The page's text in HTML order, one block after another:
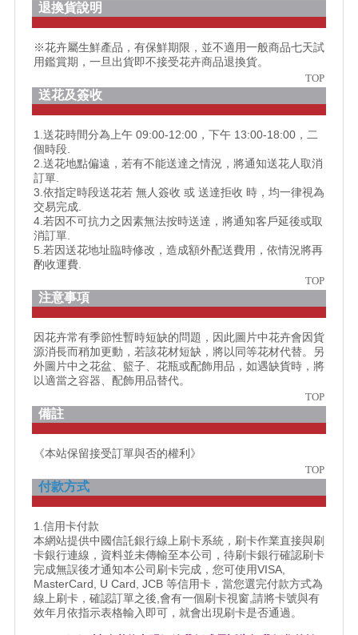
退換貨說明
※花卉屬生鮮產品，有保鮮期限，並不適用一般商品七天試
用鑑賞期，一旦出貨即不接受花卉商品退換貨。
TOP
送花及簽收
1.送花時間分為上午 09:00-12:00，下午 13:00-18:00，二
個時段.
2.送花地點偏遠，若有不能送達之情況，將通知送花人取消
訂單.
3.依指定時段送花若 無人簽收 或 送達拒收 時，均一律視為
交易完成.
4.若因不可抗力之因素無法按時送達，將通知客戶延後或取
消訂單.
5.若因送花地址臨時修改，造成額外配送費用，依情況將再
酌收運費.
TOP
注意事項
因花卉常有季節性暫時短缺的問題，因此圖片中花卉會因貨
源消長而稍加更動，若該花材短缺，將以同等花材代替。另
外圖片中之花盆、籃子、花瓶或配飾用品，如遇缺貨時，將
以適當之容器、配飾用品替代。
TOP
備註
《本站保留接受訂單與否的權利》
TOP
付款方式
1.信用卡付款
本網站提供中國信託銀行線上刷卡系統，刷卡作業直接與刷
卡銀行連線，資料並未傳輸至本公司，待刷卡銀行確認刷卡
完成無誤後才通知本公司刷卡完成，您可使用VISA,
MasterCard, U Card, JCB 等信用卡，當您選完付款方式為
線上刷卡，確認訂單之後,會有一個刷卡視窗,請將卡號與有
效年月依指示表格輸入即可，就會出現刷卡是否通過。